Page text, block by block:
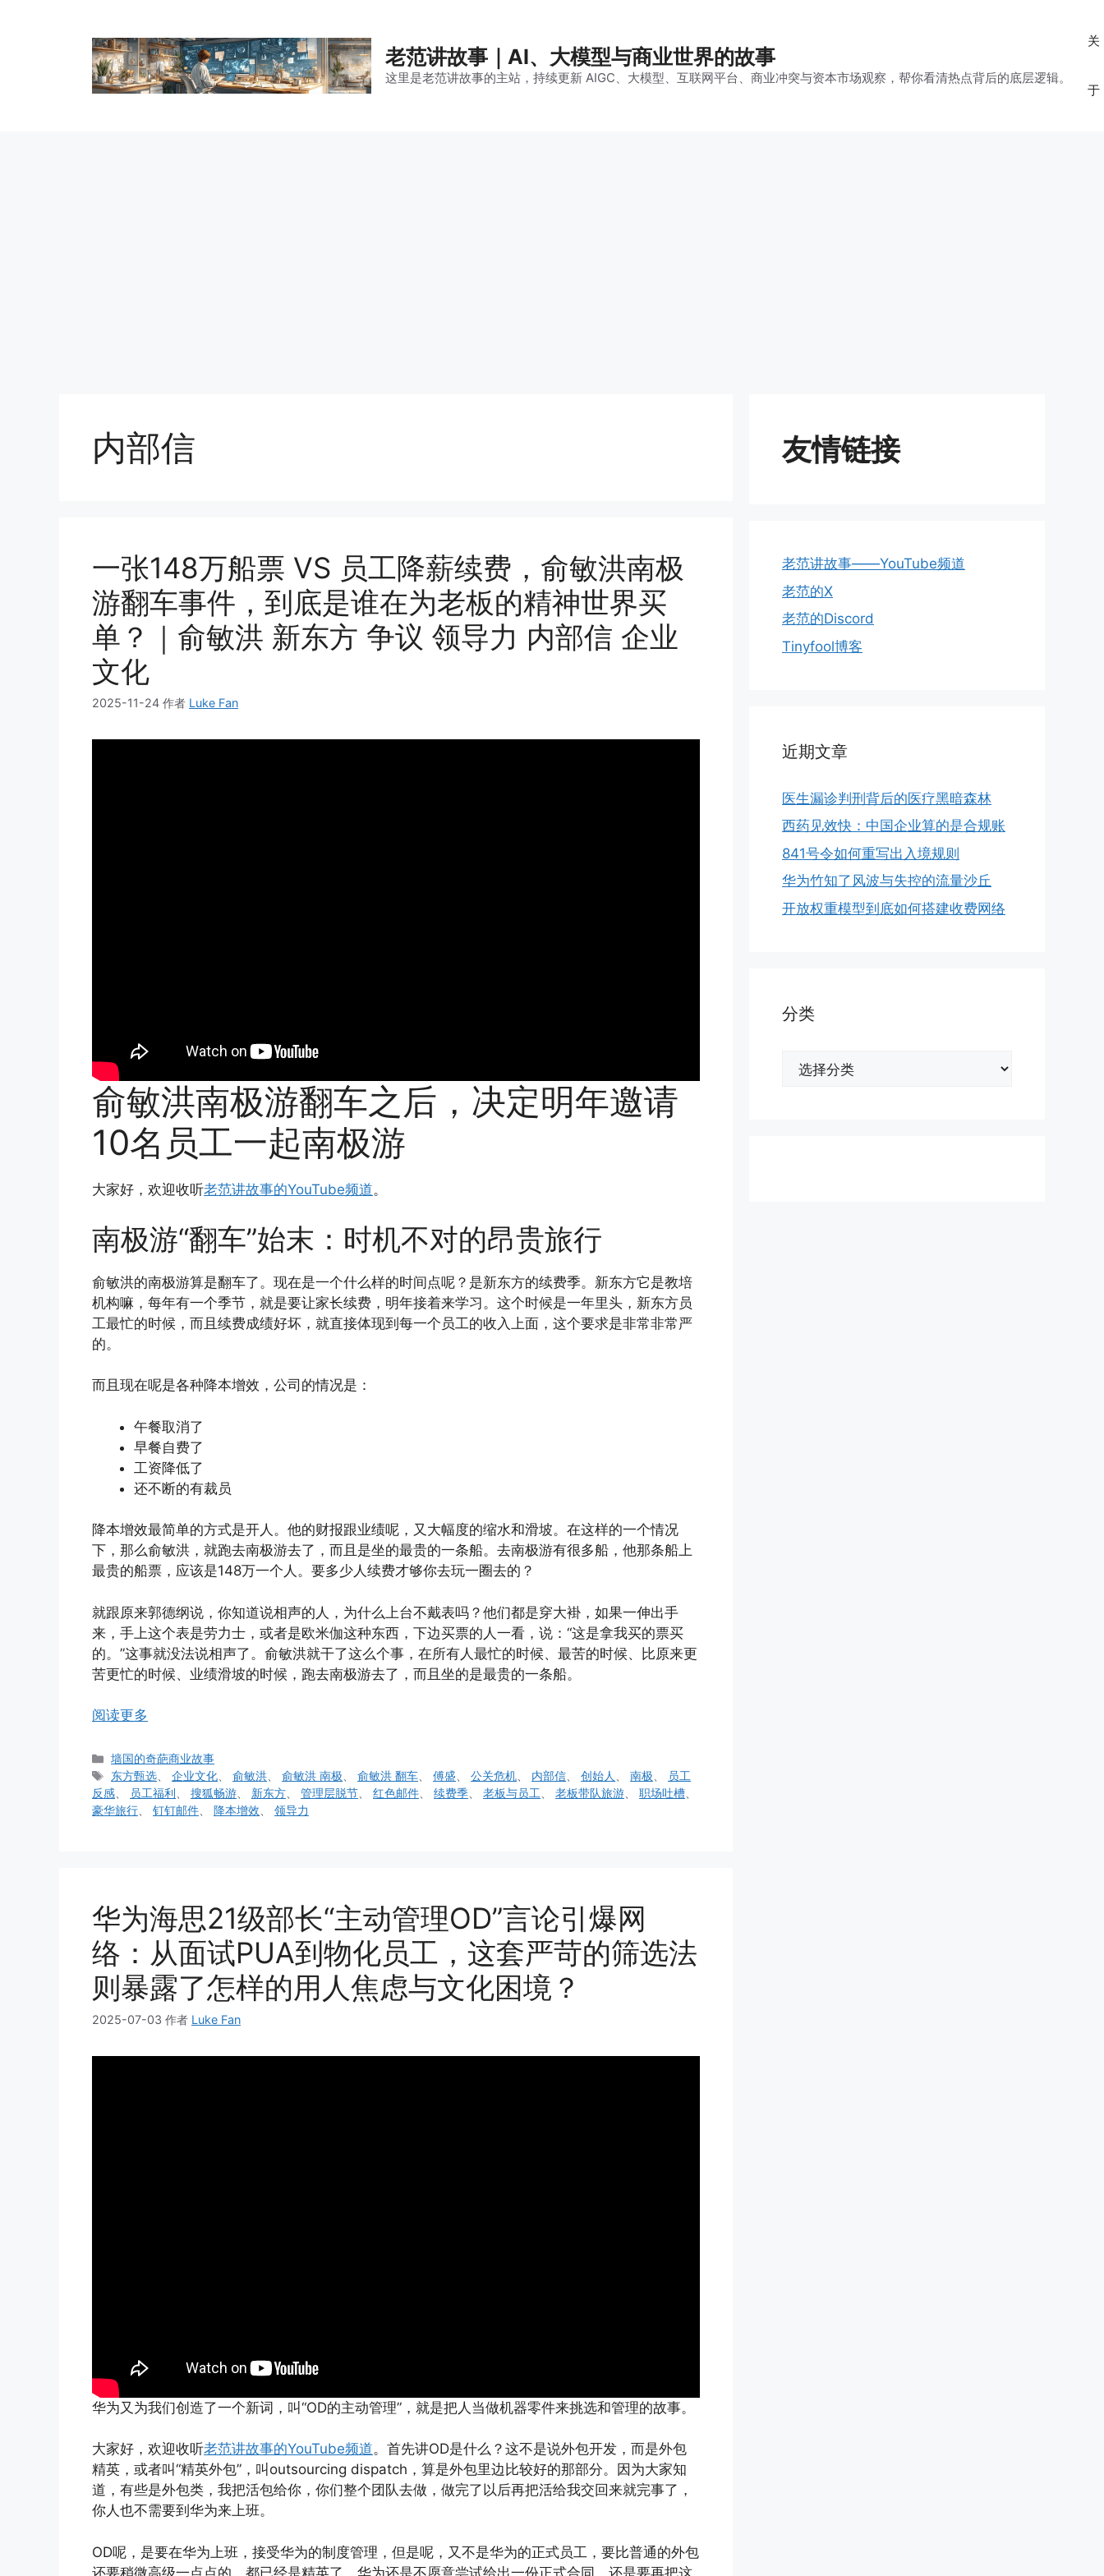
老范讲故事｜AI、大模型与商业世界的故事
这里是老范讲故事的主站，持续更新 AIGC、大模型、互联网平台、商业冲突与资本市场观察，帮你看清热点背后的底层逻辑。
关
于
内部信
一张148万船票 VS 员工降薪续费，俞敏洪南极
游翻车事件，到底是谁在为老板的精神世界买
单？｜俞敏洪 新东方 争议 领导力 内部信 企业
文化
2025-11-24 作者 Luke Fan
俞敏洪南极游翻车之后，决定明年邀请
10名员工一起南极游
大家好，欢迎收听老范讲故事的YouTube频道。
南极游“翻车”始末：时机不对的昂贵旅行
俞敏洪的南极游算是翻车了。现在是一个什么样的时间点呢？是新东方的续费季。新东方它是教培
机构嘛，每年有一个季节，就是要让家长续费，明年接着来学习。这个时候是一年里头，新东方员
工最忙的时候，而且续费成绩好坏，就直接体现到每一个员工的收入上面，这个要求是非常非常严
的。
而且现在呢是各种降本增效，公司的情况是：
午餐取消了
早餐自费了
工资降低了
还不断的有裁员
降本增效最简单的方式是开人。他的财报跟业绩呢，又大幅度的缩水和滑坡。在这样的一个情况
下，那么俞敏洪，就跑去南极游去了，而且是坐的最贵的一条船。去南极游有很多船，他那条船上
最贵的船票，应该是148万一个人。要多少人续费才够你去玩一圈去的？
就跟原来郭德纲说，你知道说相声的人，为什么上台不戴表吗？他们都是穿大褂，如果一伸出手
来，手上这个表是劳力士，或者是欧米伽这种东西，下边买票的人一看，说：“这是拿我买的票买
的。”这事就没法说相声了。俞敏洪就干了这么个事，在所有人最忙的时候、最苦的时候、比原来更
苦更忙的时候、业绩滑坡的时候，跑去南极游去了，而且坐的是最贵的一条船。
阅读更多
分
类
墙国的奇葩商业故事
标
签
东方甄选 、企业文化 、俞敏洪 、俞敏洪 南极 、俞敏洪 翻车 、傅盛 、公关危机 内部信 、创始人 、南极
员工
反感
员工福利 搜狐畅游 新东方 管理层脱节 红色邮件 续费季 老板与员工 老板带队旅游 职场吐槽
豪华旅行
钉钉邮件 降本增效 领导力
华为海思21级部长“主动管理OD”言论引爆网
络：从面试PUA到物化员工，这套严苛的筛选法
则暴露了怎样的用人焦虑与文化困境？
2025-07-03 作者 Luke Fan
华为又为我们创造了一个新词，叫“OD的主动管理”，就是把人当做机器零件来挑选和管理的故事。
大家好，欢迎收听老范讲故事的YouTube频道。首先讲OD是什么？这不是说外包开发，而是外包
精英，或者叫“精英外包”，叫outsourcing dispatch，算是外包里边比较好的那部分。因为大家知
道，有些是外包类，我把活包给你，你们整个团队去做，做完了以后再把活给我交回来就完事了，
你人也不需要到华为来上班。
OD呢，是要在华为上班，接受华为的制度管理，但是呢，又不是华为的正式员工，要比普通的外包
还要稍微高级一点点的。都已经是精英了，华为还是不愿意尝试给出一份正式合同，还是要再把这
友情链接
老范讲故事——YouTube频道
老范的X
老范的Discord
Tinyfool博客
近期文章
医生漏诊判刑背后的医疗黑暗森林
西药见效快：中国企业算的是合规账
841号令如何重写出入境规则
华为竹知了风波与失控的流量沙丘
开放权重模型到底如何搭建收费网络
分类